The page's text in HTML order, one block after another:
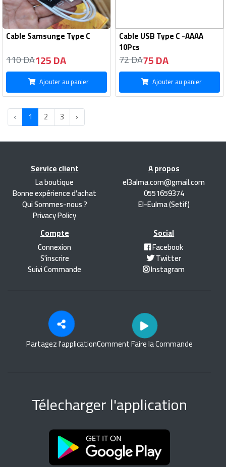
Cable Samsunge Type C
110 DA125 DA
Ajouter au panier
Cable USB Type C -AAAA
10Pcs
72 DA75 DA
Ajouter au panier
‹ 1 2 3 ›
Service client
La boutique
Bonne expérience d'achat
Qui Sommes-nous ?
Privacy Policy
A propos
el3alma.com@gmail.com
0551659374
El-Eulma (Setif)
Compte
Connexion
S'inscrire
Suivi Commande
Social
Facebook
Twitter
Instagram
Partagez l'applicationComment Faire la Commande
Télecharger l'application